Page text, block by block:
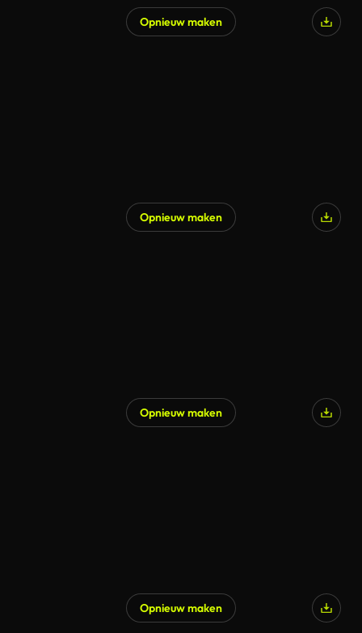
Opnieuw maken
Opnieuw maken
Opnieuw maken
Opnieuw maken